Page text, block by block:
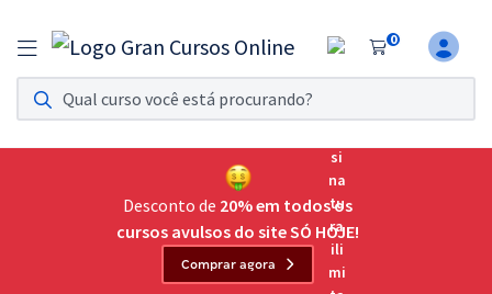
0
Assinatura Ilimitada 11
Acesso a todos os cursos. Teste grátis por 7 dias!
Assinatura OAB Até Passar
Acesso ilimitado a toda preparação para o Exame da
Residências Multiprofissionais
Desconto de 20% em todos os
cursos avulsos do site SÓ HOJE!
Comprar agora